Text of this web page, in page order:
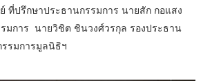
ที่ปรึกษาประธานกรรมการ นายสัก กอแสง
รมการ นายวิชิต ชินวงศ์วรกุล รองประธาน
รมการมูลนิธิฯ